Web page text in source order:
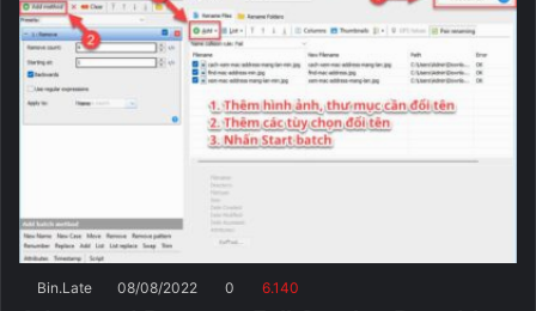
Bin.Late 08/08/2022 0 6.140